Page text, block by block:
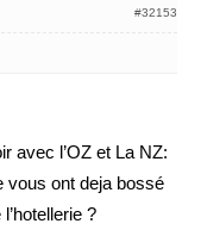
#32153
avec l’OZ et La NZ:
vous ont deja bossé
?